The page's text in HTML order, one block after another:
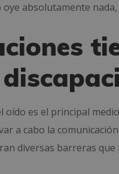
absolutamente
oído es el principal
a cabo la
diversas barreras